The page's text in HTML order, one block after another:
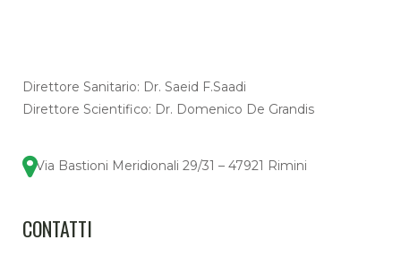
Direttore Sanitario: Dr. Saeid F.Saadi
Direttore Scientifico: Dr. Domenico De Grandis
Via Bastioni Meridionali 29/31 – 47921 Rimini
CONTATTI